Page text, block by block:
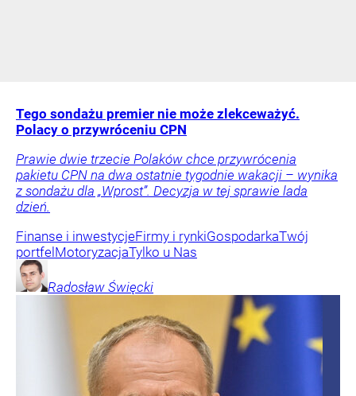
Tego sondażu premier nie może zlekceważyć.
Polacy o przywróceniu CPN
Prawie dwie trzecie Polaków chce przywrócenia
pakietu CPN na dwa ostatnie tygodnie wakacji – wynika
z sondażu dla „Wprost”. Decyzja w tej sprawie lada
dzień.
Finanse i inwestycjeFirmy i rynkiGospodarkaTwój
portfelMotoryzacjaTylko u Nas
Radosław Święcki